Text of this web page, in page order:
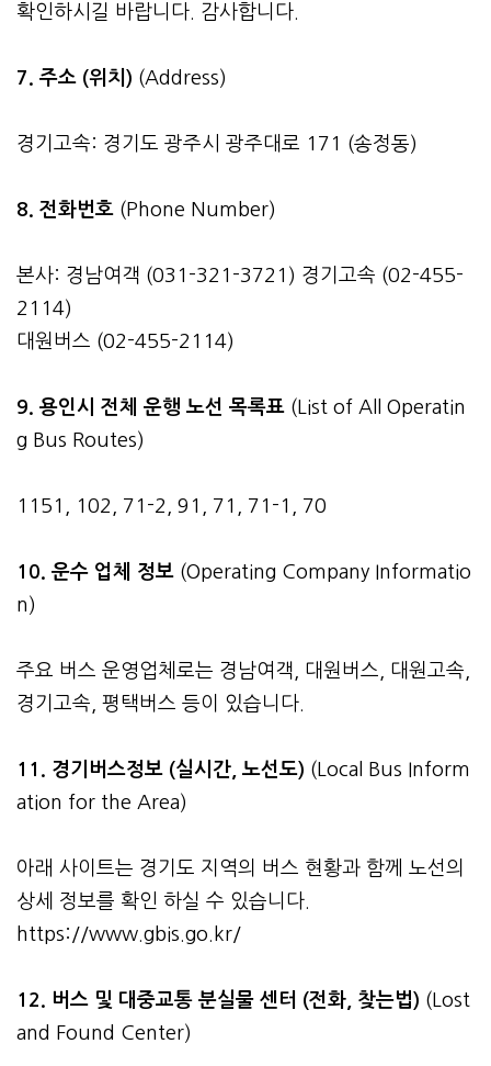
확인하시길 바랍니다. 감사합니다.
7. 주소 (위치) (Address)
경기고속: 경기도 광주시 광주대로 171 (송정동)
8. 전화번호 (Phone Number)
본사: 경남여객 (031-321-3721) 경기고속 (02-455-
2114)
대원버스 (02-455-2114)
9. 용인시 전체 운행 노선 목록표 (List of All Operatin
g Bus Routes)
1151, 102, 71-2, 91, 71, 71-1, 70
10. 운수 업체 정보 (Operating Company Informatio
n)
주요 버스 운영업체로는 경남여객, 대원버스, 대원고속,
경기고속, 평택버스 등이 있습니다.
11. 경기버스정보 (실시간, 노선도) (Local Bus Inform
ation for the Area)
아래 사이트는 경기도 지역의 버스 현황과 함께 노선의
상세 정보를 확인 하실 수 있습니다.
https://www.gbis.go.kr/
12. 버스 및 대중교통 분실물 센터 (전화, 찾는법) (Lost
and Found Center)